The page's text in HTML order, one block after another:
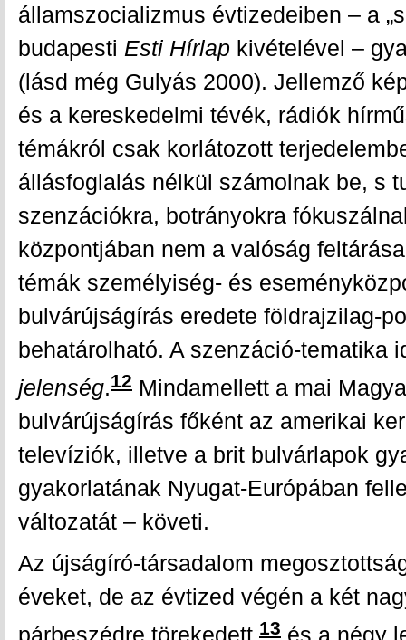
államszocializmus évtizedeiben – a
budapesti Esti Hírlap kivételével –
(lásd még Gulyás 2000). Jellemző
és a kereskedelmi tévék, rádiók
témákról csak korlátozott
állásfoglalás nélkül számolnak be, s
szenzációkra, botrányokra
központjában nem a valóság
témák személyiség- és
bulvárújságírás eredete földrajzilag-
behatárolható. A szenzáció-tematika
jelenség.12 Mindamellett a mai
bulvárújságírás főként az amerikai
televíziók, illetve a brit bulvárlapok
gyakorlatának Nyugat-Európában
változatát – követi.
Az újságíró-társadalom
éveket, de az évtized végén a két
13